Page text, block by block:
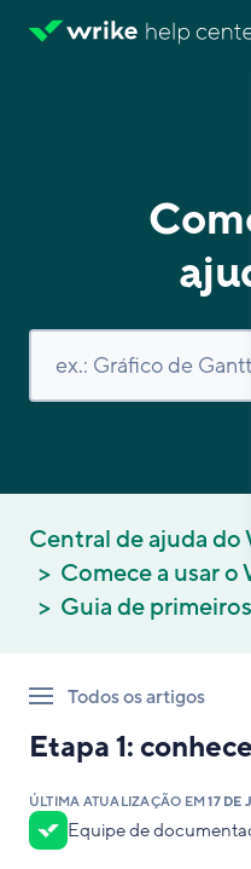
Central de ajuda do
Comece a usar o
Guia de
Todos os artigos
Etapa 1:
ÚLTIMA ATUALIZAÇÃO EM17 DE
Equipe de